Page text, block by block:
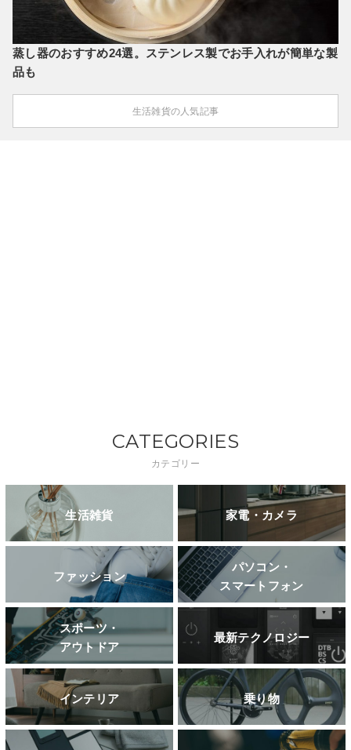
蒸し器のおすすめ24選。ステンレス製でお手入れが簡単な製
品も
生活雑貨の人気記事
CATEGORIES
カテゴリー
生活雑貨 家電・カメラ
ファッション
パソコン・
スマートフォン
スポーツ・
アウトドア
最新テクノロジー
インテリア 乗り物